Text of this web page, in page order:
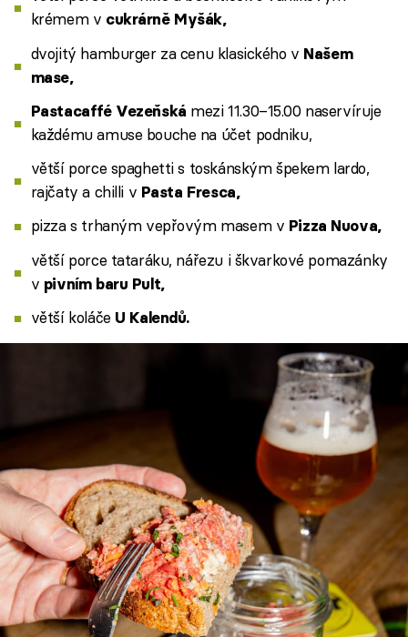
krémem v cukrárně Myšák,
dvojitý hamburger za cenu klasického v Našem
mase,
Pastacaffé Vezeňská mezi 11.30–15.00 naservíruje
každému amuse bouche na účet podniku,
větší porce spaghetti s toskánským špekem lardo,
rajčaty a chilli v Pasta Fresca,
pizza s trhaným vepřovým masem v Pizza Nuova,
větší porce tataráku, nářezu i škvarkové pomazánky
v pivním baru Pult,
větší koláče U Kalendů.